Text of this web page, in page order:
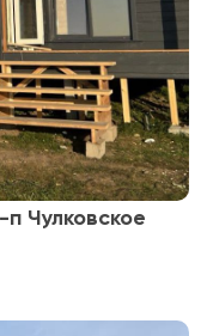
п Чулковское